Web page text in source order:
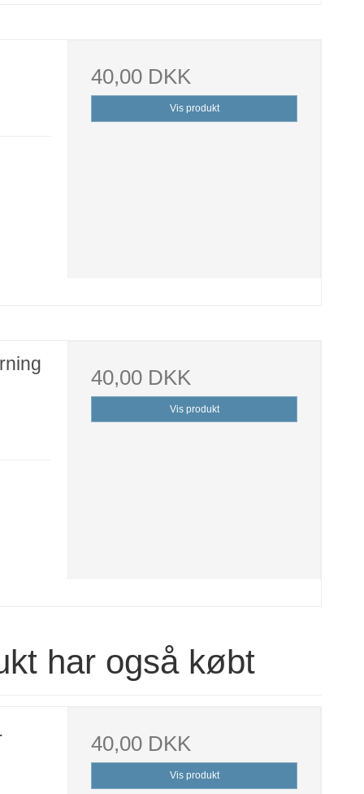
40,00 DKK
Vis produkt
40,00 DKK
Vis produkt
har også købt
40,00 DKK
Vis produkt